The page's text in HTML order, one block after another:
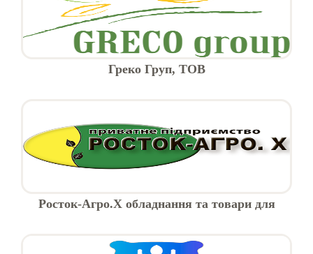
Греко Груп, ТОВ
Росток-Агро.Х обладнання та товари для